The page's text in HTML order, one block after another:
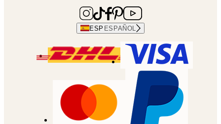
ESP ESPAÑOL